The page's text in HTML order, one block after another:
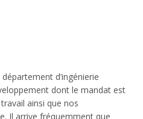
d’ingénierie
dont le mandat est
ainsi que nos
Il arrive fréquemment que